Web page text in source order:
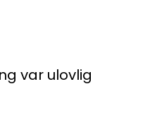
var ulovlig